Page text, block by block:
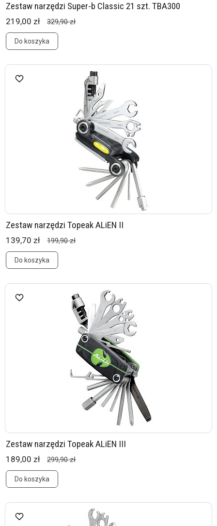
Zestaw narzędzi Super-b Classic 21 szt. TBA300
219,00 zł 329,90 zł
Do koszyka
Zestaw narzędzi Topeak ALiEN II
139,70 zł 199,90 zł
Do koszyka
Zestaw narzędzi Topeak ALiEN III
189,00 zł 299,90 zł
Do koszyka